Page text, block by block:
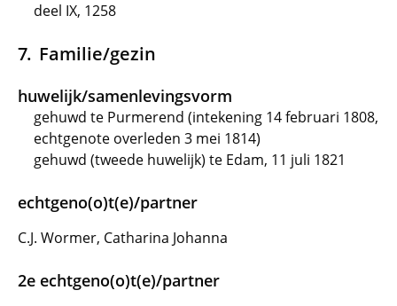
deel IX, 1258
Familie/gezin
huwelijk/samenlevingsvorm
gehuwd te Purmerend (intekening 14 februari 1808,
echtgenote overleden 3 mei 1814)
gehuwd (tweede huwelijk) te Edam, 11 juli 1821
echtgeno(o)t(e)/partner
C.J. Wormer, Catharina Johanna
2e echtgeno(o)t(e)/partner